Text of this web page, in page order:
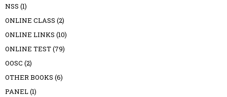
NSS (1)
ONLINE CLASS (2)
ONLINE LINKS (10)
ONLINE TEST(79)
OOSC (2)
OTHER BOOKS (6)
PANEL(1)